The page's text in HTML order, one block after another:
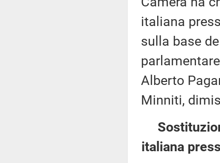
italiana
sulla base
Alberto
Minniti,
italiana